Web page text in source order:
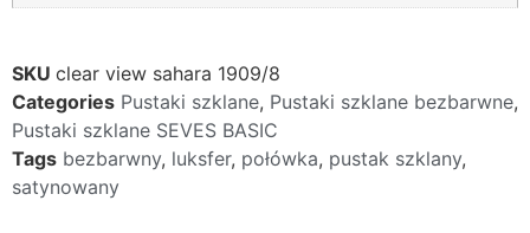
SKU clear view sahara 1909/8
Categories Pustaki szklane, Pustaki szklane bezbarwne,
Pustaki szklane SEVES BASIC
Tags bezbarwny, luksfer, połówka, pustak szklany,
satynowany